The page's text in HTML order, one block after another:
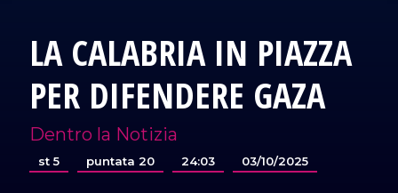
LA CALABRIA IN PIAZZA
PER DIFENDERE GAZA
Dentro la Notizia
st 5 puntata 20 24:03 03/10/2025